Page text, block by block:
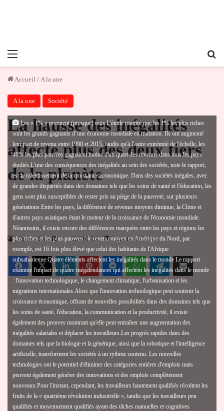
Menu
Accueil / A la une
A la une Société
La hausse des inégalités
affecte plus des deux tiers
de la planète
24heures Infos
Envoyer
un
courriel
22/01/2020 2 minutes de lecture
FacebookX LinkedinPinterestMessengerWhatsAppTelegramPartager par email
Les « 1% » prennent (presque) tous L'étude montre que les 1% les plus riches
sont les grands gagnants d’une économie mondiale en mutation. Ils ont augmenté
leur part de revenu entre 1990 et 2015, tandis qu'à l'autre extrémité de l'échelle, les
40% les plus pauvres gagnaient moins d'un quart des revenus dans tous les pays
étudiés.L'une des conséquences des inégalités au sein des sociétés, note le rapport,
est le ralentissement de la croissance économique. Dans des sociétés inégales, avec
de grandes disparités dans des domaines tels que les soins de santé et l'éducation, les
gens sont plus susceptibles de rester pris au piège de la pauvreté, sur plusieurs
générations.Entre les pays, la différence de revenus moyens diminue, la Chine et
d'autres pays asiatiques étant le moteur de la croissance de l'économie mondiale.
Néanmoins, il existe encore des différences marquées entre les pays et régions les
plus riches et les plus pauvres : le revenu moyen en Amérique du Nord, par
exemple, est 16 fois plus élevé que celui des habitants de l'Afrique
subsaharienne.Quatre éléments affectent les inégalités dans le monde Le rapport
examine l'impact de quatre mégatendances qui affectent les inégalités dans le monde
: l'innovation technologique, le changement climatique, l'urbanisation et les
migrations internationales.Alors que l'innovation technologique peut soutenir la
croissance économique, offrant de nouvelles possibilités dans des domaines tels que
les soins de santé, l'éducation, la communication et la productivité, il existe
également des preuves montrant qu'elle peut entraîner une augmentation des
inégalités salariales et déplacer les travailleurs.Les progrès rapides dans des
domaines tels que la biologie et la génétique, ainsi que la robotique et l'intelligence
artificielle, transforment les sociétés à un rythme soutenu. Les nouvelles
technologies ont le potentiel d'éliminer des catégories entières d'emplois mais
peuvent également générer des innovations et des emplois complètement
nouveaux.Pour l'instant, cependant, les travailleurs hautement qualifiés récoltent les
fruits de la « quatrième révolution industrielle », tandis que les travailleurs peu
qualifiés et moyennement qualifiés ayant des tâches manuelles et cognitives